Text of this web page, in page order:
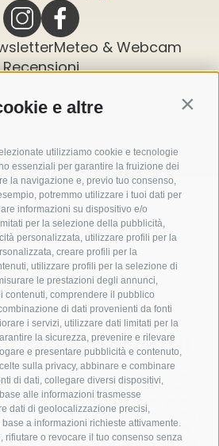
e altre
utilizziamo cookie e tecnologie
essenziali per garantire la fruizione dei
la navigazione e, previo tuo consenso,
potremmo utilizzare i tuoi dati per
informazioni su dispositivo e/o
per la selezione della pubblicità,
personalizzata, utilizzare profili per la
creare profili per la
utilizzare profili per la selezione di
le prestazioni degli annunci,
contenuti, comprendere il pubblico
di dati provenienti da fonti
i servizi, utilizzare dati limitati per la
la sicurezza, prevenire e rilevare
e presentare pubblicità e contenuto,
sulla privacy, abbinare e combinare
di dati, collegare diversi dispositivi,
alle informazioni trasmesse
dati di geolocalizzazione precisi,
a informazioni richieste attivamente.
rifiutare o revocare il tuo consenso senza
Meteo & Webcam
Recensioni
alpino3 Cime Dolomiti
del patrimonio dell'UNESCO delle
alpino senza pari. Le sue dimensioni
territorio, la vicinanza ai piccoli paesi, la
e la gente radicata sul territorio con le
montagna fanno di questa regione
per tutti coloro, il cui cuore